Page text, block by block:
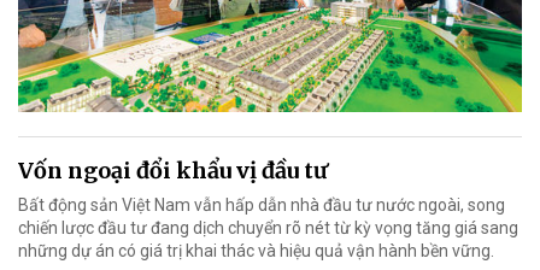
Vốn ngoại đổi khẩu vị đầu tư
Bất động sản Việt Nam vẫn hấp dẫn nhà đầu tư nước ngoài, song
chiến lược đầu tư đang dịch chuyển rõ nét từ kỳ vọng tăng giá sang
những dự án có giá trị khai thác và hiệu quả vận hành bền vững.